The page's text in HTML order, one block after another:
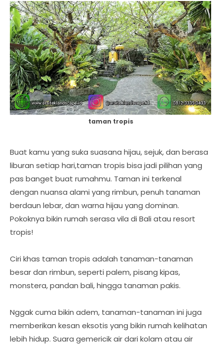
taman tropis
Buat kamu yang suka suasana hijau, sejuk, dan berasa
liburan setiap hari,taman tropis bisa jadi pilihan yang
pas banget buat rumahmu. Taman ini terkenal
dengan nuansa alami yang rimbun, penuh tanaman
berdaun lebar, dan warna hijau yang dominan.
Pokoknya bikin rumah serasa vila di Bali atau resort
tropis!
Ciri khas taman tropis adalah tanaman-tanaman
besar dan rimbun, seperti palem, pisang kipas,
monstera, pandan bali, hingga tanaman pakis.
Nggak cuma bikin adem, tanaman-tanaman ini juga
memberikan kesan eksotis yang bikin rumah kelihatan
lebih hidup. Suara gemericik air dari kolam atau air